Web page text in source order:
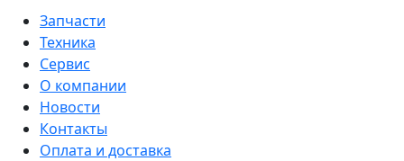
предплужника
правый
Lemken
LM-
E-
3470650
Сизар
Запчасти
Техника
Сервис
О компании
Новости
Контакты
Оплата и доставка